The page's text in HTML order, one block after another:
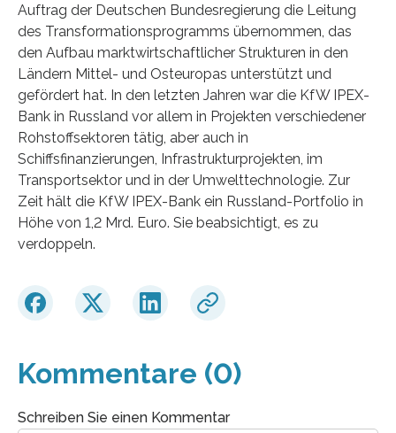
Auftrag der Deutschen Bundesregierung die Leitung
des Transformationsprogramms übernommen, das
den Aufbau marktwirtschaftlicher Strukturen in den
Ländern Mittel- und Osteuropas unterstützt und
gefördert hat. In den letzten Jahren war die KfW IPEX-
Bank in Russland vor allem in Projekten verschiedener
Rohstoffsektoren tätig, aber auch in
Schiffsfinanzierungen, Infrastrukturprojekten, im
Transportsektor und in der Umwelttechnologie. Zur
Zeit hält die KfW IPEX-Bank ein Russland-Portfolio in
Höhe von 1,2 Mrd. Euro. Sie beabsichtigt, es zu
verdoppeln.
Kommentare (0)
Schreiben Sie einen Kommentar